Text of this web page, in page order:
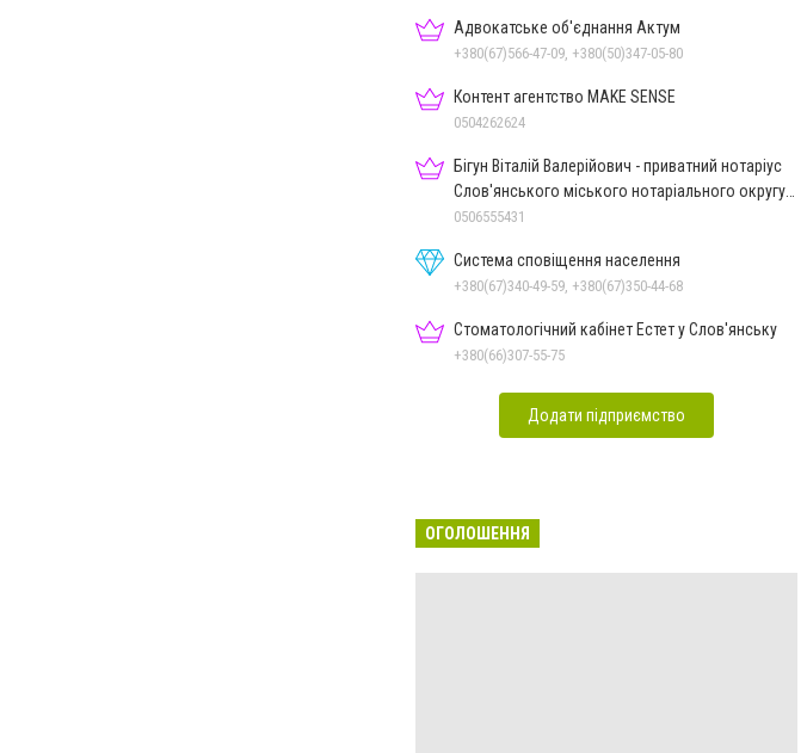
Адвокатське об'єднання Актум
+380(67)566-47-09, +380(50)347-05-80
Контент агентство MAKE SENSE
0504262624
Бігун Віталій Валерійович - приватний нотаріус
Слов'янського міського нотаріального округу
Дон.обл.
0506555431
Система сповіщення населення
+380(67)340-49-59, +380(67)350-44-68
Стоматологічний кабінет Естет у Слов'янську
+380(66)307-55-75
Додати підприємство
ОГОЛОШЕННЯ